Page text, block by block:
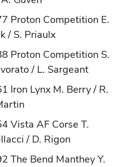
Proton Competition E.
/ S. Priaulx
Proton Competition S.
/ L. Sargeant
Iron Lynx M. Berry / R.
Vista AF Corse T.
/ D. Rigon
The Bend Manthey Y.